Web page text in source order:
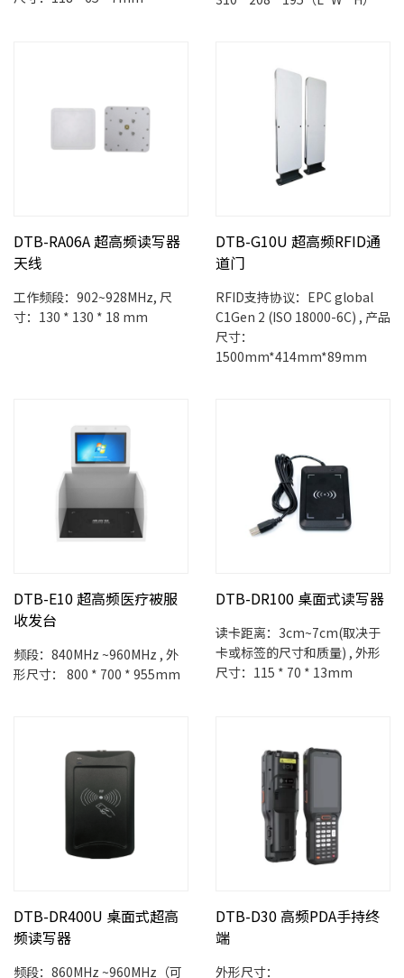
DTB-RA06A 超高频读写器
天线
工作频段：902~928MHz, 尺
寸：130 * 130 * 18 mm
DTB-G10U 超高频RFID通
道门
RFID支持协议：EPC global
C1Gen 2 (ISO 18000-6C) , 产品
尺寸：
1500mm*414mm*89mm
DTB-E10 超高频医疗被服
收发台
频段：840MHz ~960MHz , 外
形尺寸： 800 * 700 * 955mm
DTB-DR100 桌面式读写器
读卡距离：3cm~7cm(取决于
卡或标签的尺寸和质量) , 外形
尺寸：115 * 70 * 13mm
DTB-DR400U 桌面式超高
频读写器
频段：860MHz ~960MHz（可
DTB-D30 高频PDA手持终
端
外形尺寸：